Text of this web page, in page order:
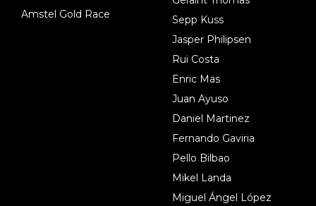
Amstel Gold Race
Sepp Kuss
Jasper Philipsen
Rui Costa
Enric Mas
Juan Ayuso
Daniel Martinez
Fernando Gaviria
Pello Bilbao
Mikel Landa
Miguel Ángel López